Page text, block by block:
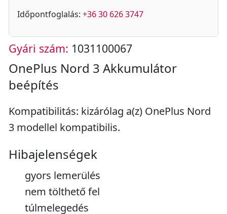
Időpontfoglalás: +36 30 626 3747
Gyári szám: 1031100067
OnePlus Nord 3 Akkumulátor
beépítés
Kompatibilitás: kizárólag a(z) OnePlus Nord
3 modellel kompatibilis.
Hibajelenségek
gyors lemerülés
nem tölthető fel
túlmelegedés